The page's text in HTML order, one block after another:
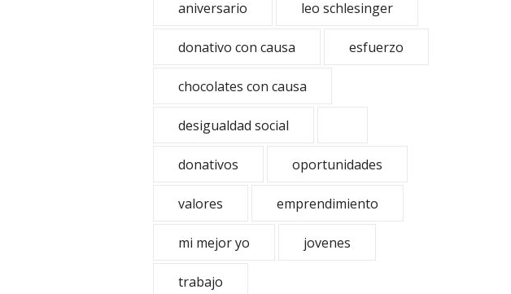
aniversario leo schlesinger
donativo con causa esfuerzo
chocolates con causa
desigualdad social
donativos oportunidades
valores emprendimiento
mi mejor yo jovenes
trabajo